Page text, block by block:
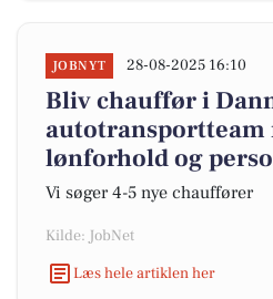
JOBNYT 28-08-2025 16:10
Bliv chauffør i
autotransportteam
lønforhold og
Vi søger 4-5 nye chauffører
Kilde: JobNet
Læs hele artiklen her